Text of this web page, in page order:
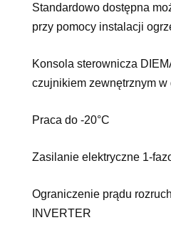
Standardowo dostępna
przy pomocy instalacji
Konsola sterownicza
czujnikiem zewnętrznym w
Praca do -20°C
Zasilanie elektryczne 1-
Ograniczenie prądu
INVERTER